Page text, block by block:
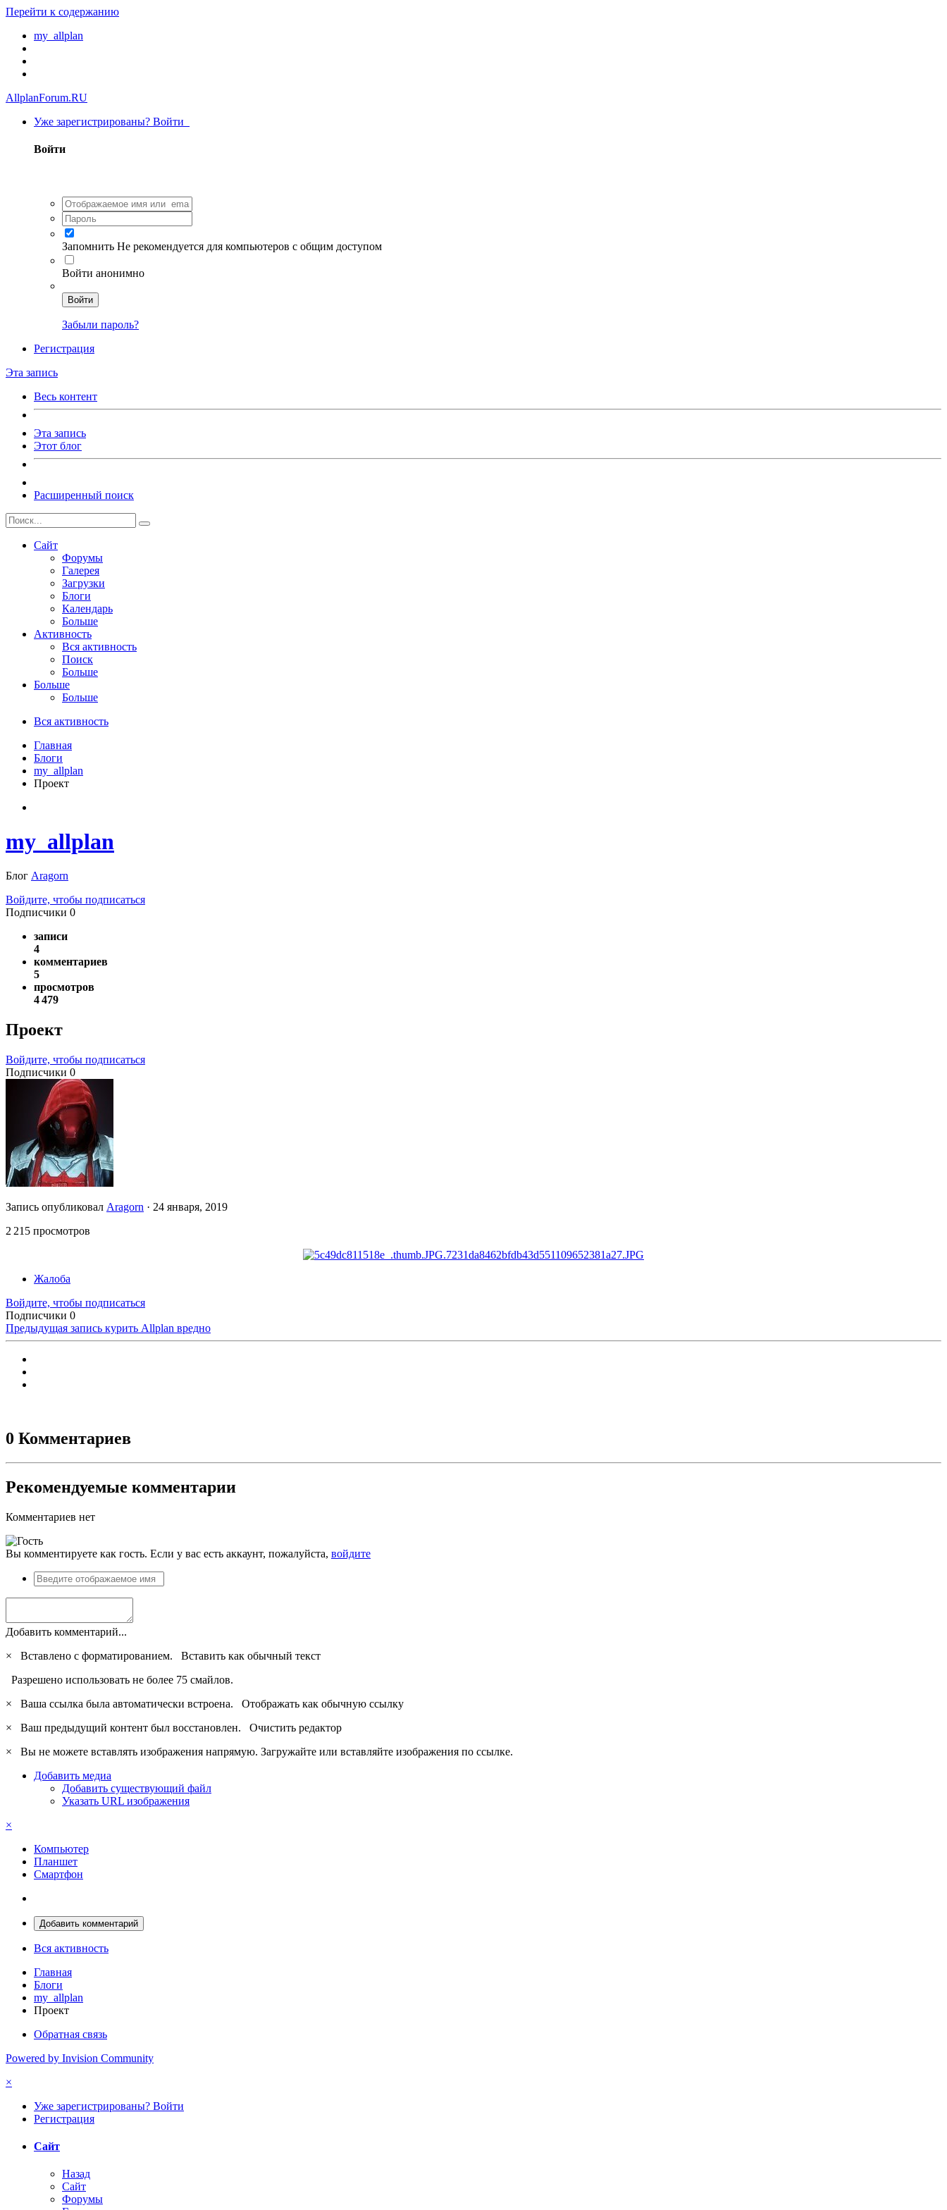
Перейти к содержанию
my_allplan
AllplanForum.RU
Уже зарегистрированы? Войти
Войти
Запомнить Не рекомендуется для компьютеров с общим доступом
Войти анонимно
Войти
Забыли пароль?
Регистрация
Эта запись
Весь контент
Эта запись
Этот блог
Расширенный поиск
Сайт
Форумы
Галерея
Загрузки
Блоги
Календарь
Больше
Активность
Вся активность
Поиск
Больше
Больше
Больше
Вся активность
Главная
Блоги
my_allplan
Проект
my_allplan
Блог Aragorn
Войдите, чтобы подписаться
Подписчики 0
записи
4
комментариев
5
просмотров
4 479
Проект
Войдите, чтобы подписаться
Подписчики 0
Запись опубликовал Aragorn · 24 января, 2019
2 215 просмотров
Жалоба
Войдите, чтобы подписаться
Подписчики 0
Предыдущая запись курить Allplan вредно
0 Комментариев
Рекомендуемые комментарии
Комментариев нет
Вы комментируете как гость. Если у вас есть аккаунт, пожалуйста, войдите
Добавить комментарий...
×
Вставлено с форматированием. Вставить как обычный текст
Разрешено использовать не более 75 смайлов.
×
Ваша ссылка была автоматически встроена. Отображать как обычную ссылку
×
Ваш предыдущий контент был восстановлен. Очистить редактор
×
Вы не можете вставлять изображения напрямую. Загружайте или вставляйте изображения по ссылке.
Добавить медиа
Добавить существующий файл
Указать URL изображения
×
Компьютер
Планшет
Смартфон
Добавить комментарий
Вся активность
Главная
Блоги
my_allplan
Проект
Обратная связь
Powered by Invision Community
×
Уже зарегистрированы? Войти
Регистрация
Сайт
Назад
Сайт
Форумы